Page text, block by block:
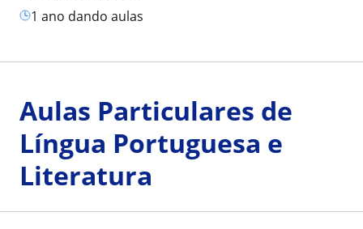
1 ano dando aulas
Aulas Particulares de
Língua Portuguesa e
Literatura